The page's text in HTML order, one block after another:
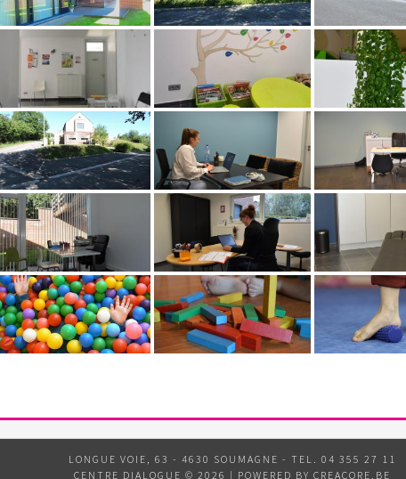
LONGUE VOIE, 63 - 4630 SOUMAGNE - TEL. 04 355 27 11
CENTRE DIALOGUE © 2026 | POWERED BY CREACORE.BE